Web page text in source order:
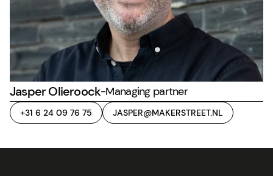
Jasper Olieroock-Managing partner
+31 6 24 09 76 75 JASPER@MAKERSTREET.NL